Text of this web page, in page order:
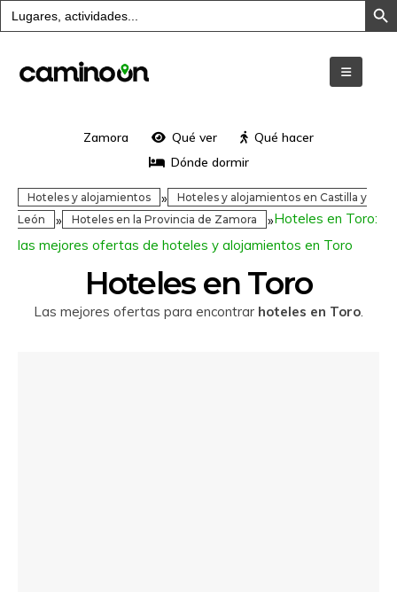
Buscar:
Zamora Qué ver
Qué hacer
Dónde dormir
Hoteles y alojamientos »
Hoteles y alojamientos en Castilla y
León
» Hoteles en la Provincia de Zamora »Hoteles en Toro:
las mejores ofertas de hoteles y alojamientos en Toro
Hoteles en Toro
Las mejores ofertas para encontrar hoteles en Toro.